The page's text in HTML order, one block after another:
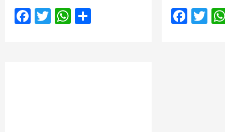
Facebook
TwitterWhatsApp